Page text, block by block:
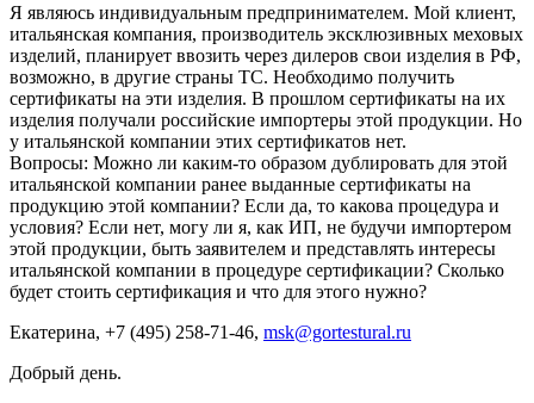
Я являюсь индивидуальным предпринимателем. Мой клиент,
итальянская компания, производитель эксклюзивных меховых
изделий, планирует ввозить через дилеров свои изделия в РФ,
возможно, в другие страны ТС. Необходимо получить
сертификаты на эти изделия. В прошлом сертификаты на их
изделия получали российские импортеры этой продукции. Но
у итальянской компании этих сертификатов нет.
Вопросы: Можно ли каким-то образом дублировать для этой
итальянской компании ранее выданные сертификаты на
продукцию этой компании? Если да, то какова процедура и
условия? Если нет, могу ли я, как ИП, не будучи импортером
этой продукции, быть заявителем и представлять интересы
итальянской компании в процедуре сертификации? Сколько
будет стоить сертификация и что для этого нужно?
Екатерина, +7 (495) 258-71-46, msk@gortestural.ru
Добрый день.